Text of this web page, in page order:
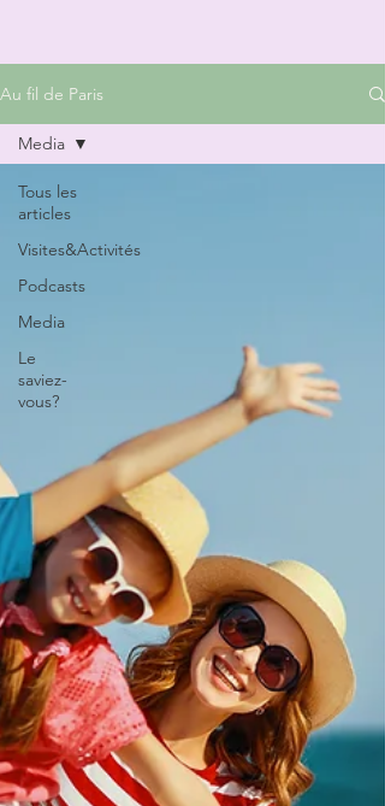
Au fil de Paris
Tous les
articles
Visites&Activités
Podcasts
Media
Le
saviez-
vous?
Media